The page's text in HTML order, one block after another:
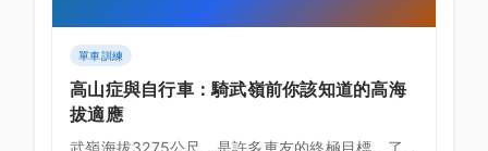
單車訓練
高山症與自行車：騎武嶺前你該知道的高海
拔適應
武嶺海拔3275公尺，是許多車友的終極目標。了解